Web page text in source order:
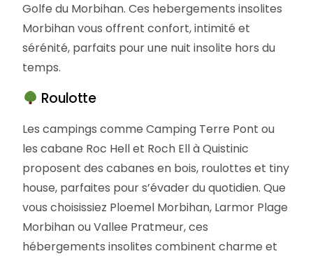
Golfe du Morbihan. Ces hebergements insolites
Morbihan vous offrent confort, intimité et
sérénité, parfaits pour une nuit insolite hors du
temps.
Roulotte
Les campings comme Camping Terre Pont ou
les cabane Roc Hell et Roch Ell à Quistinic
proposent des cabanes en bois, roulottes et tiny
house, parfaites pour s’évader du quotidien. Que
vous choisissiez Ploemel Morbihan, Larmor Plage
Morbihan ou Vallee Pratmeur, ces
hébergements insolites combinent charme et